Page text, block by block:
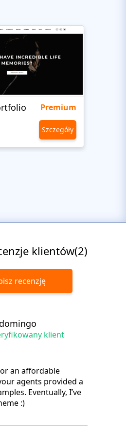
Premium
Szczegóły
klientów(2)
recenzję
klient
an affordable
agents provided a
Eventually, I’ve
:)